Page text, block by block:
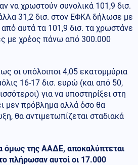
να χρωστούν συνολικά 101,9 δισ.
31,2 δισ. στον ΕΦΚΑ δήλωσε με
αυτά τα 101,9 δισ. τα χρωστάνε
με χρέος πάνω από 300.000
οι υπόλοιποι 4,05 εκατομμύρια
16-17 δισ. ευρώ (και από 50,
για να υποστηρίξει στη
μεν πρόβλημα αλλά όσο θα
θα αντιμετωπίζεται σταδιακά
όμως της ΑΑΔΕ, αποκαλύπτεται
πλήρωσαν αυτοί οι 17.000